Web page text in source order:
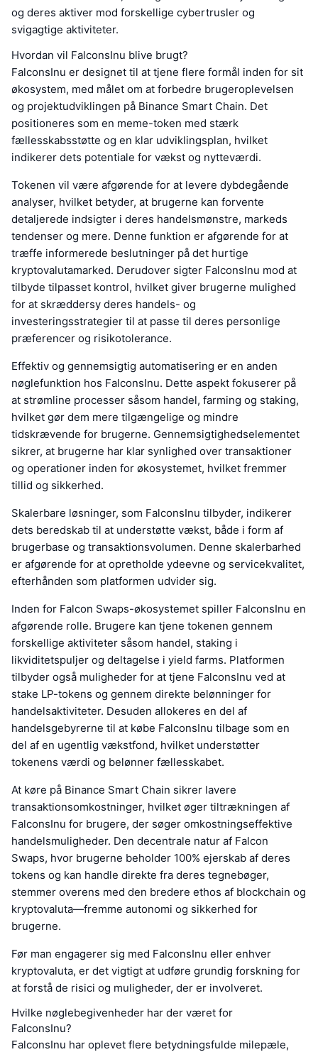
og deres aktiver mod forskellige cybertrusler og
svigagtige aktiviteter.
Hvordan vil FalconsInu blive brugt?
FalconsInu er designet til at tjene flere formål inden for sit
økosystem, med målet om at forbedre brugeroplevelsen
og projektudviklingen på Binance Smart Chain. Det
positioneres som en meme-token med stærk
fællesskabsstøtte og en klar udviklingsplan, hvilket
indikerer dets potentiale for vækst og nytteværdi.
Tokenen vil være afgørende for at levere dybdegående
analyser, hvilket betyder, at brugerne kan forvente
detaljerede indsigter i deres handelsmønstre, markeds
tendenser og mere. Denne funktion er afgørende for at
træffe informerede beslutninger på det hurtige
kryptovalutamarked. Derudover sigter FalconsInu mod at
tilbyde tilpasset kontrol, hvilket giver brugerne mulighed
for at skræddersy deres handels- og
investeringsstrategier til at passe til deres personlige
præferencer og risikotolerance.
Effektiv og gennemsigtig automatisering er en anden
nøglefunktion hos FalconsInu. Dette aspekt fokuserer på
at strømline processer såsom handel, farming og staking,
hvilket gør dem mere tilgængelige og mindre
tidskrævende for brugerne. Gennemsigtighedselementet
sikrer, at brugerne har klar synlighed over transaktioner
og operationer inden for økosystemet, hvilket fremmer
tillid og sikkerhed.
Skalerbare løsninger, som FalconsInu tilbyder, indikerer
dets beredskab til at understøtte vækst, både i form af
brugerbase og transaktionsvolumen. Denne skalerbarhed
er afgørende for at opretholde ydeevne og servicekvalitet,
efterhånden som platformen udvider sig.
Inden for Falcon Swaps-økosystemet spiller FalconsInu en
afgørende rolle. Brugere kan tjene tokenen gennem
forskellige aktiviteter såsom handel, staking i
likviditetspuljer og deltagelse i yield farms. Platformen
tilbyder også muligheder for at tjene FalconsInu ved at
stake LP-tokens og gennem direkte belønninger for
handelsaktiviteter. Desuden allokeres en del af
handelsgebyrerne til at købe FalconsInu tilbage som en
del af en ugentlig vækstfond, hvilket understøtter
tokenens værdi og belønner fællesskabet.
At køre på Binance Smart Chain sikrer lavere
transaktionsomkostninger, hvilket øger tiltrækningen af
FalconsInu for brugere, der søger omkostningseffektive
handelsmuligheder. Den decentrale natur af Falcon
Swaps, hvor brugerne beholder 100% ejerskab af deres
tokens og kan handle direkte fra deres tegnebøger,
stemmer overens med den bredere ethos af blockchain og
kryptovaluta—fremme autonomi og sikkerhed for
brugerne.
Før man engagerer sig med FalconsInu eller enhver
kryptovaluta, er det vigtigt at udføre grundig forskning for
at forstå de risici og muligheder, der er involveret.
Hvilke nøglebegivenheder har der været for
FalconsInu?
FalconsInu har oplevet flere betydningsfulde milepæle,